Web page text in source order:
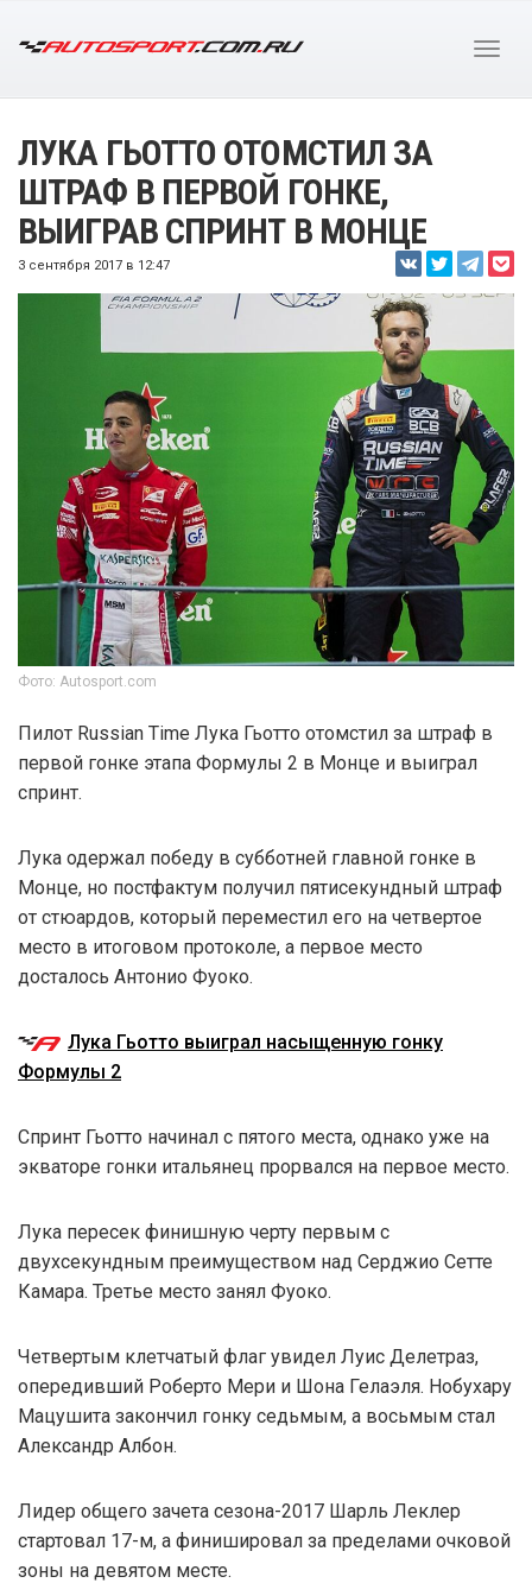
ЛУКА ГЬОТТО ОТОМСТИЛ ЗА
ШТРАФ В ПЕРВОЙ ГОНКЕ,
ВЫИГРАВ СПРИНТ В МОНЦЕ
3 сентября 2017 в 12:47
Фото: Autosport.com
Пилот Russian Time Лука Гьотто отомстил за штраф в
первой гонке этапа Формулы 2 в Монце и выиграл
спринт.
Лука одержал победу в субботней главной гонке в
Монце, но постфактум получил пятисекундный штраф
от стюардов, который переместил его на четвертое
место в итоговом протоколе, а первое место
досталось Антонио Фуоко.
Лука Гьотто выиграл насыщенную гонку
Формулы 2
Спринт Гьотто начинал с пятого места, однако уже на
экваторе гонки итальянец прорвался на первое место.
Лука пересек финишную черту первым с
двухсекундным преимуществом над Серджио Сетте
Камара. Третье место занял Фуоко.
Четвертым клетчатый флаг увидел Луис Делетраз,
опередивший Роберто Мери и Шона Гелаэля. Нобухару
Мацушита закончил гонку седьмым, а восьмым стал
Александр Албон.
Лидер общего зачета сезона-2017 Шарль Леклер
стартовал 17-м, а финишировал за пределами очковой
зоны на девятом месте.